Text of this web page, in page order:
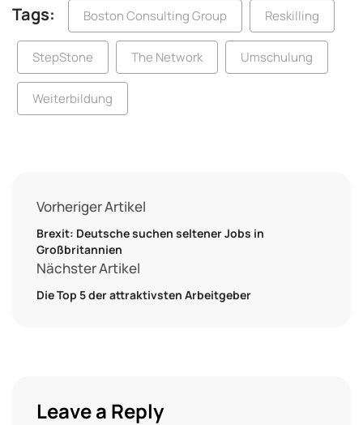
Tags: Boston Consulting Group Reskilling
StepStone The Network Umschulung
Weiterbildung
Vorheriger Artikel
Brexit: Deutsche suchen seltener Jobs in
Großbritannien
Nächster Artikel
Die Top 5 der attraktivsten Arbeitgeber
Leave a Reply